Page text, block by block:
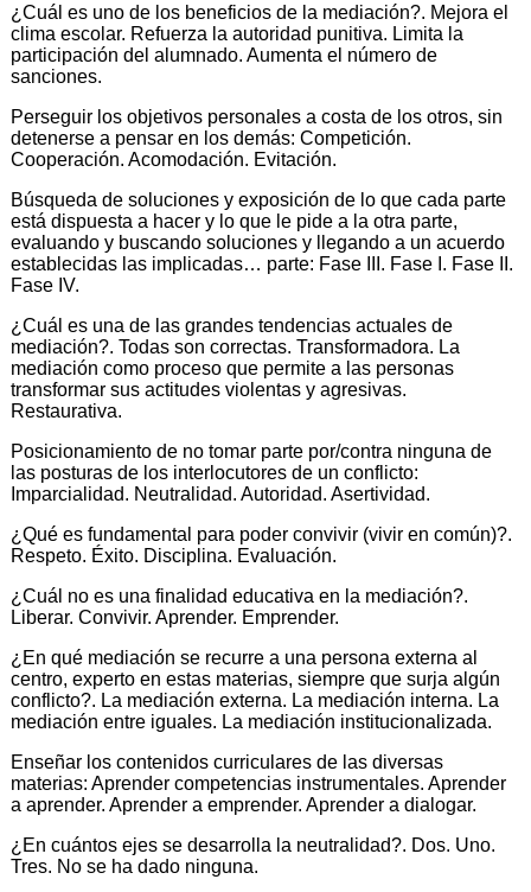
¿Cuál es uno de los beneficios de la mediación?. Mejora el
clima escolar. Refuerza la autoridad punitiva. Limita la
participación del alumnado. Aumenta el número de
sanciones.
Perseguir los objetivos personales a costa de los otros, sin
detenerse a pensar en los demás: Competición.
Cooperación. Acomodación. Evitación.
Búsqueda de soluciones y exposición de lo que cada parte
está dispuesta a hacer y lo que le pide a la otra parte,
evaluando y buscando soluciones y llegando a un acuerdo
establecidas las implicadas… parte: Fase III. Fase I. Fase II.
Fase IV.
¿Cuál es una de las grandes tendencias actuales de
mediación?. Todas son correctas. Transformadora. La
mediación como proceso que permite a las personas
transformar sus actitudes violentas y agresivas.
Restaurativa.
Posicionamiento de no tomar parte por/contra ninguna de
las posturas de los interlocutores de un conflicto:
Imparcialidad. Neutralidad. Autoridad. Asertividad.
¿Qué es fundamental para poder convivir (vivir en común)?.
Respeto. Éxito. Disciplina. Evaluación.
¿Cuál no es una finalidad educativa en la mediación?.
Liberar. Convivir. Aprender. Emprender.
¿En qué mediación se recurre a una persona externa al
centro, experto en estas materias, siempre que surja algún
conflicto?. La mediación externa. La mediación interna. La
mediación entre iguales. La mediación institucionalizada.
Enseñar los contenidos curriculares de las diversas
materias: Aprender competencias instrumentales. Aprender
a aprender. Aprender a emprender. Aprender a dialogar.
¿En cuántos ejes se desarrolla la neutralidad?. Dos. Uno.
Tres. No se ha dado ninguna.